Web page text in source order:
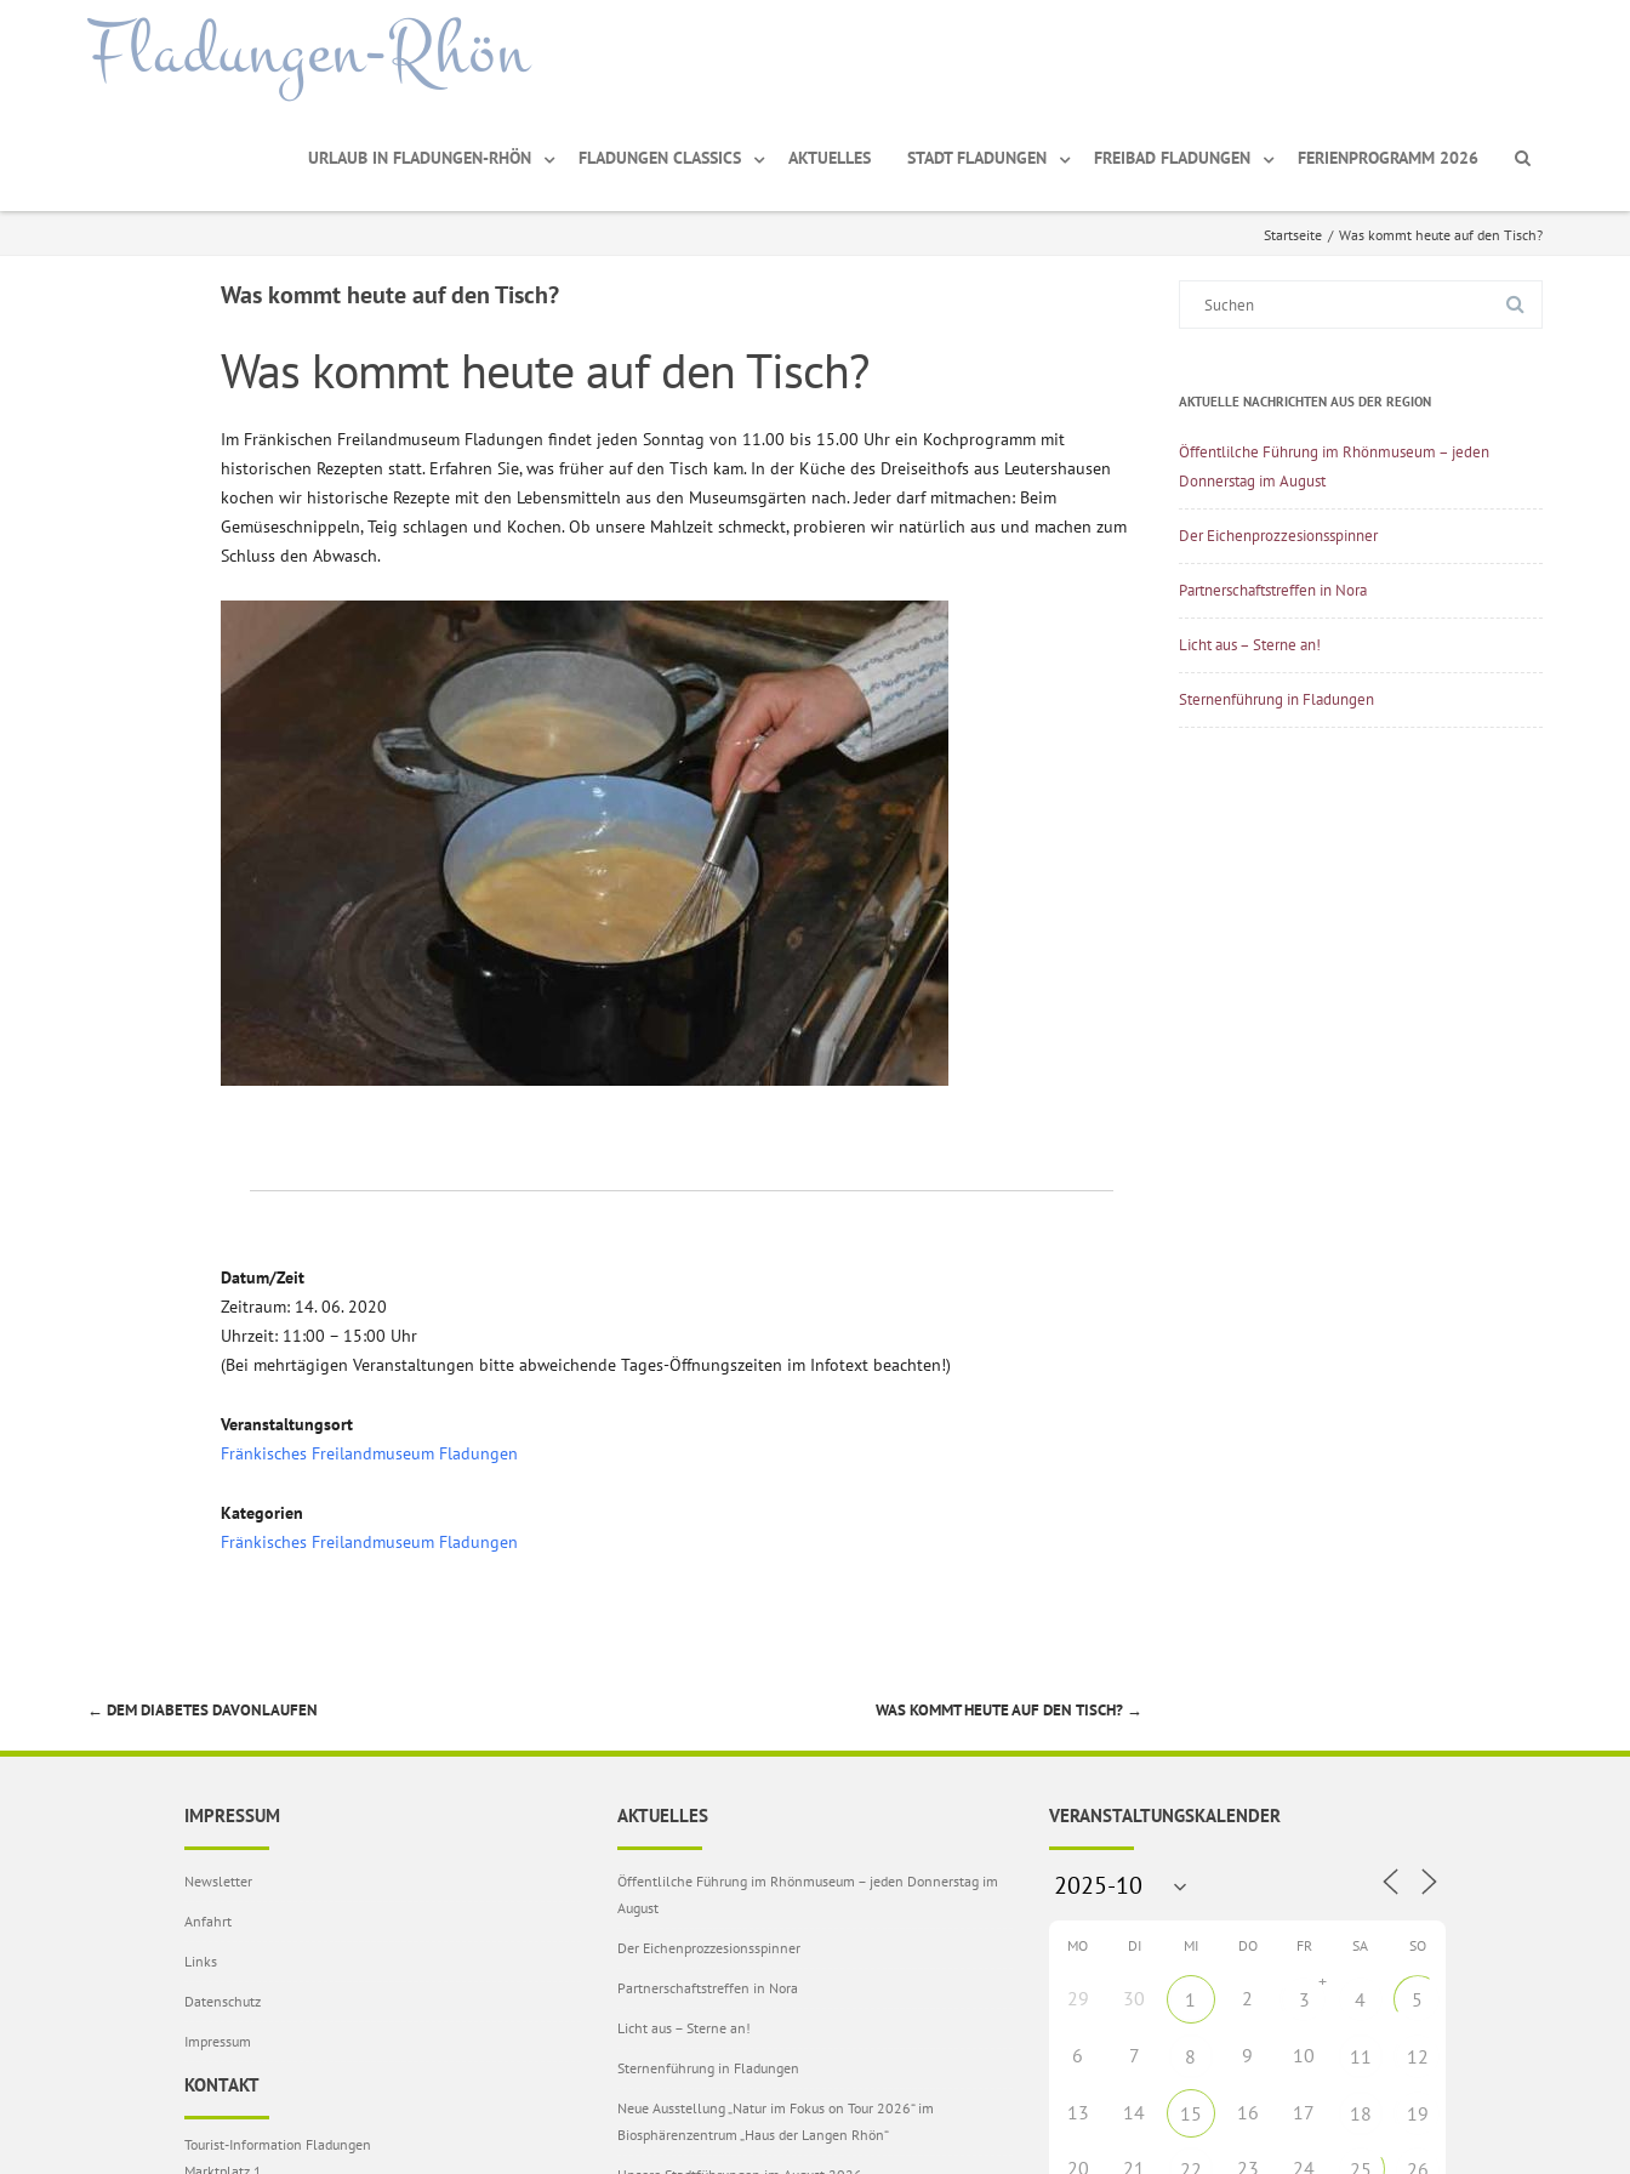
Fladungen-Rhön
URLAUB IN FLADUNGEN-RHÖN FLADUNGEN CLASSICS AKTUELLES STADT FLADUNGEN FREIBAD FLADUNGEN FERIENPROGRAMM 2026
Startseite / Was kommt heute auf den Tisch?
Was kommt heute auf den Tisch?
Was kommt heute auf den Tisch?
Im Fränkischen Freilandmuseum Fladungen findet jeden Sonntag von 11.00 bis 15.00 Uhr ein Kochprogramm mit
historischen Rezepten statt. Erfahren Sie, was früher auf den Tisch kam. In der Küche des Dreiseithofs aus Leutershausen
kochen wir historische Rezepte mit den Lebensmitteln aus den Museumsgärten nach. Jeder darf mitmachen: Beim
Gemüseschnippeln, Teig schlagen und Kochen. Ob unsere Mahlzeit schmeckt, probieren wir natürlich aus und machen zum
Schluss den Abwasch.
Datum/Zeit
Zeitraum: 14. 06. 2020
Uhrzeit: 11:00 – 15:00 Uhr
(Bei mehrtägigen Veranstaltungen bitte abweichende Tages-Öffnungszeiten im Infotext beachten!)
Veranstaltungsort
Fränkisches Freilandmuseum Fladungen
Kategorien
Fränkisches Freilandmuseum Fladungen
Beitragsnavigation
← DEM DIABETES DAVONLAUFEN WAS KOMMT HEUTE AUF DEN TISCH? →
AKTUELLE NACHRICHTEN AUS DER REGION
Öffentlilche Führung im Rhönmuseum – jeden
Donnerstag im August
Der Eichenprozzesionsspinner
Partnerschaftstreffen in Nora
Licht aus – Sterne an!
Sternenführung in Fladungen
IMPRESSUM
Newsletter
Anfahrt
Links
Datenschutz
Impressum
KONTAKT
Tourist-Information Fladungen
AKTUELLES
Öffentlilche Führung im Rhönmuseum – jeden Donnerstag im
August
Der Eichenprozzesionsspinner
Partnerschaftstreffen in Nora
Licht aus – Sterne an!
Sternenführung in Fladungen
Neue Ausstellung „Natur im Fokus on Tour 2026“ im
Biosphärenzentrum „Haus der Langen Rhön“
VERANSTALTUNGSKALENDER
MO DI MI DO FR SA SO
29 30 1 2 3
+
4 5
6 7 8 9 10 11 12
13 14 15 16 17 18 19
20 21 23 24